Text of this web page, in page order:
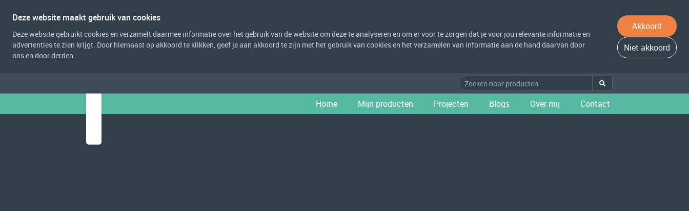
Deze website maakt gebruik van cookies
Deze website gebruikt cookies en verzamelt daarmee informatie over het gebruik van de website om deze te analyseren en om er voor te zorgen dat je voor jou relevante informatie en
advertenties te zien krijgt. Door hiernaast op akkoord te klikken, geef je aan akkoord te zijn met het gebruik van cookies en het verzamelen van informatie aan de hand daarvan door
ons en door derden.
Akkoord
Niet akkoord
Home Mijn producten Projecten Blogs Over mij Contact